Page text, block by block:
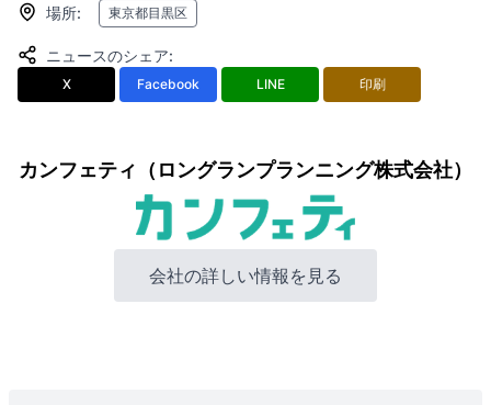
場所: 東京都目黒区
ニュースのシェア:
X Facebook LINE 印刷
カンフェティ（ロングランプランニング株式会社）
会社の詳しい情報を見る